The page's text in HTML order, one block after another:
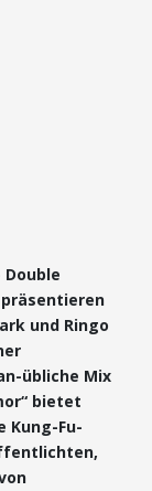
präsentieren
und Ringo
übliche Mix
bietet
Kung-Fu-